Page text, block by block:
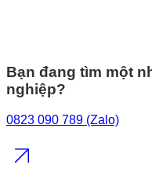
Bạn đang tìm một
nghiệp?
0823 090 789 (Zalo)